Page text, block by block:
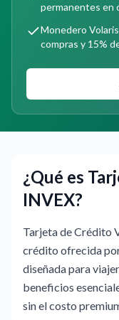
permanentes en
Monedero
compras y 15%
¿Qué es
INVEX?
Tarjeta de Crédito
crédito ofrecida
diseñada para
beneficios
sin el costo